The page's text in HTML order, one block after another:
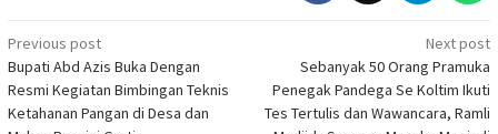
Post
navigation
Previous post
Bupati Abd Azis Buka Dengan
Resmi Kegiatan Bimbingan Teknis
Ketahanan Pangan di Desa dan
Next post
Sebanyak 50 Orang Pramuka
Penegak Pandega Se Koltim Ikuti
Tes Tertulis dan Wawancara, Ramli